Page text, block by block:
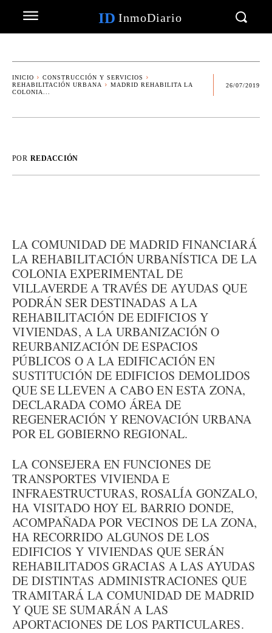
ID InmoDiario
INICIO
CONSTRUCCIÓN Y SERVICIOS
REHABILITACIÓN URBANA
MADRID REHABILITA LA
COLONIA...
26/07/2019
POR REDACCIÓN
LA COMUNIDAD DE MADRID FINANCIARÁ
LA REHABILITACIÓN URBANÍSTICA DE LA
COLONIA EXPERIMENTAL DE
VILLAVERDE A TRAVÉS DE AYUDAS QUE
PODRÁN SER DESTINADAS A LA
REHABILITACIÓN DE EDIFICIOS Y
VIVIENDAS, A LA URBANIZACIÓN O
REURBANIZACIÓN DE ESPACIOS
PÚBLICOS O A LA EDIFICACIÓN EN
SUSTITUCIÓN DE EDIFICIOS DEMOLIDOS
QUE SE LLEVEN A CABO EN ESTA ZONA,
DECLARADA COMO ÁREA DE
REGENERACIÓN Y RENOVACIÓN URBANA
POR EL GOBIERNO REGIONAL.
LA CONSEJERA EN FUNCIONES DE
TRANSPORTES VIVIENDA E
INFRAESTRUCTURAS, ROSALÍA GONZALO,
HA VISITADO HOY EL BARRIO DONDE,
ACOMPAÑADA POR VECINOS DE LA ZONA,
HA RECORRIDO ALGUNOS DE LOS
EDIFICIOS Y VIVIENDAS QUE SERÁN
REHABILITADOS GRACIAS A LAS AYUDAS
DE DISTINTAS ADMINISTRACIONES QUE
TRAMITARÁ LA COMUNIDAD DE MADRID
Y QUE SE SUMARÁN A LAS
APORTACIONES DE LOS PARTICULARES.